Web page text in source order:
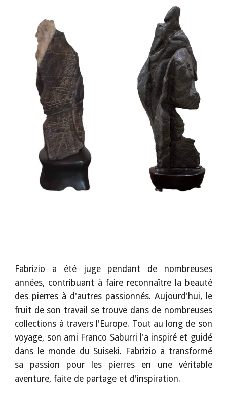
Fabrizio a été juge pendant de nombreuses
années, contribuant à faire reconnaître la beauté
des pierres à d'autres passionnés. Aujourd'hui, le
fruit de son travail se trouve dans de nombreuses
collections à travers l'Europe. Tout au long de son
voyage, son ami Franco Saburri l'a inspiré et guidé
dans le monde du Suiseki. Fabrizio a transformé
sa passion pour les pierres en une véritable
aventure, faite de partage et d'inspiration.